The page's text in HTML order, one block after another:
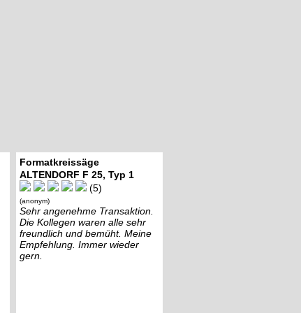
Formatkreissäge
ALTENDORF F 25, Typ 1
(5)
(anonym)
Sehr angenehme Transaktion.
Die Kollegen waren alle sehr
freundlich und bemüht. Meine
Empfehlung. Immer wieder
gern.